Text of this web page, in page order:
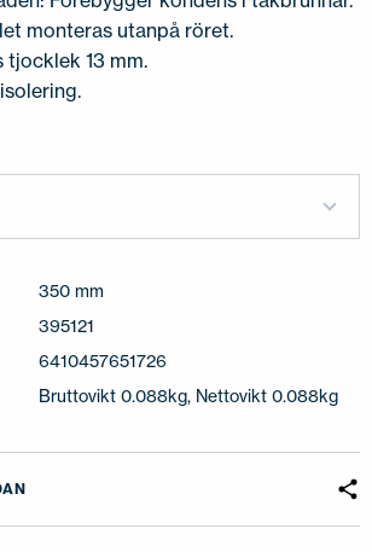
monteras utanpå röret.
tjocklek 13 mm.
350 mm
395121
6410457651726
Bruttovikt 0.088kg, Nettovikt 0.088kg